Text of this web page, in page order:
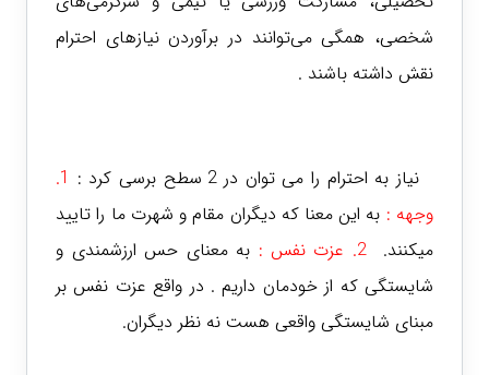
شخصی، همگی می‌توانند در برآوردن نیازهای احترام
نقش داشته باشند .
نیاز به احترام را می توان در 2 سطح برسی کرد :
1.
وجهه : به این معنا که دیگران مقام و شهرت ما را تایید
میکنند.2. عزت نفس :
به معنای حس ارزشمندی و
شایستگی که از خودمان داریم . در واقع عزت نفس بر
مبنای شایستگی واقعی هست نه نظر دیگران.